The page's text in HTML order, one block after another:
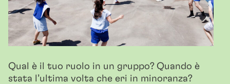
Qual è il tuo ruolo in un gruppo? Quando è
stata l’ultima volta che eri in minoranza?